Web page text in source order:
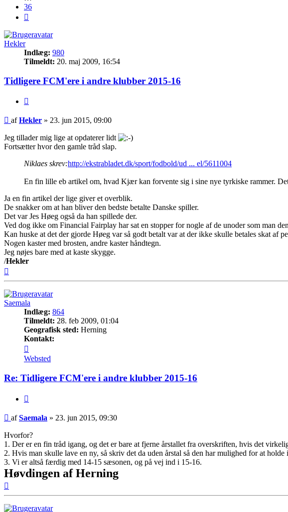
36
Hekler
Indlæg: 980
Tilmeldt: 20. maj 2009, 16:54
Tidligere FCM'ere i andre klubber 2015-16
Indlæg
afHekler » 23. jun 2015, 09:00
Jeg tillader mig lige at opdaterer lidt
Fortsætter hvor den gamle tråd slap.
Niklaes skrev:http://ekstrabladet.dk/sport/fodbold/ud ... el/5611004
En fin lille eb artikel om, hvad Kjær kan forvente sig i sine nye tyrkiske rammer.
Ja en fin artikel der lige giver et overblik.
De snakker om at han bliver den bedste betalte Danske spiller.
Det var Jes Høeg også da han spillede der.
Ved dog ikke om Financial Fairplay har sat en stopper for nogle af de unoder som man
Kan huske at det der gjorde Høeg var så godt betalt var at der ikke skulle betales skat af
Nogen kaster med brosten, andre kaster håndtegn.
Jeg nøjes bare med at kaste skygge.
/Hekler
Saemala
Indlæg: 864
Tilmeldt: 28. feb 2009, 01:04
Geografisk sted: Herning
Kontakt:
Saemala
Websted
Re: Tidligere FCM'ere i andre klubber 2015-16
Indlæg
afSaemala » 23. jun 2015, 09:30
Hvorfor?
1. Der er en fin tråd igang, og det er bare at fjerne årstallet fra overskriften, hvis det
2. Hvis man skulle lave en ny, så skriv det da uden årstal så den har mulighed for at holde
3. Vi er altså færdig med 14-15 sæsonen, og på vej ind i 15-16.
Høvdingen af Herning